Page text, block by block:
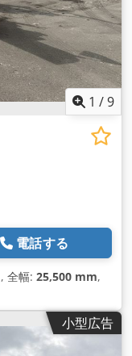
1 /9
電話する
, 全幅: 25,500 mm,
小型広告